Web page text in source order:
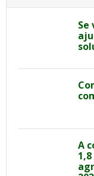
Se
A